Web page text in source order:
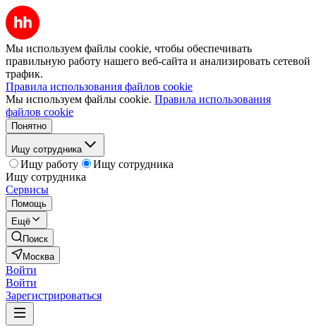
Мы используем файлы cookie, чтобы обеспечивать
правильную работу нашего веб-сайта и анализировать сетевой
трафик.
Правила использования файлов cookie
Мы используем файлы cookie. Правила использования
файлов cookie
Понятно
Ищу сотрудника
Ищу работу
Ищу сотрудника
Ищу сотрудника
Сервисы
Помощь
Ещё
Поиск
Москва
Войти
Войти
Зарегистрироваться